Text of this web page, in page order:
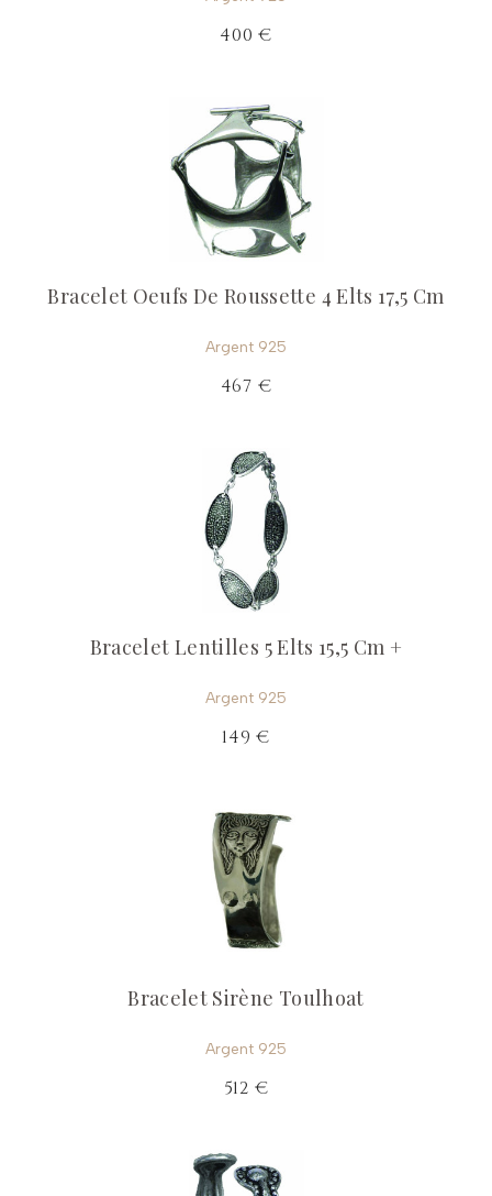
400 €
Bracelet Oeufs De Roussette 4 Elts 17,5 Cm
Argent 925
467 €
Bracelet Lentilles 5 Elts 15,5 Cm +
Argent 925
149 €
Bracelet Sirène Toulhoat
Argent 925
512 €